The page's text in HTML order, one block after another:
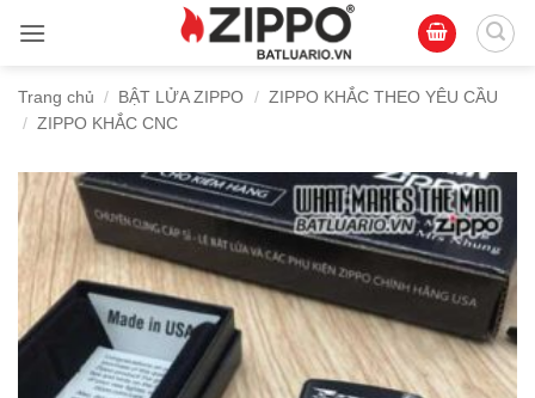
qua
dungTrang chủ / BẬT LỬA ZIPPO / ZIPPO KHẮC THEO YÊU CẦU
/ ZIPPO KHẮC CNC